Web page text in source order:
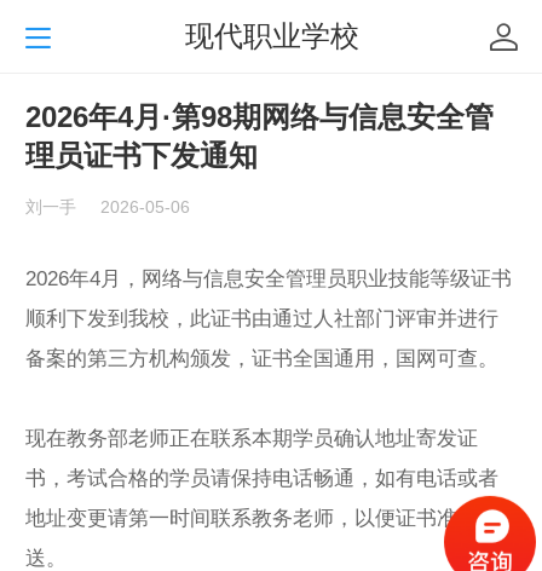
现代职业学校
2026年4月·第98期网络与信息安全管
理员证书下发通知
刘一手 2026-05-06
2026年4月，网络与信息安全管理员职业技能等级证书
顺利下发到我校，此证书由通过人社部门评审并进行
备案的第三方机构颁发，证书全国通用，国网可查。
现在教务部老师正在联系本期学员确认地址寄发证
书，考试合格的学员请保持电话畅通，如有电话或者
地址变更请第一时间联系教务老师，以便证书准确寄
送。